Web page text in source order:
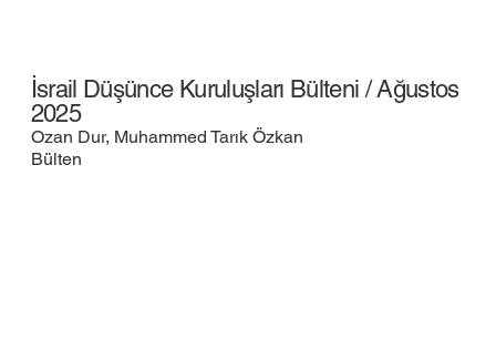
İsrail Düşünce Kuruluşları Bülteni / Ağustos
2025
Ozan Dur, Muhammed Tarık Özkan
Bülten